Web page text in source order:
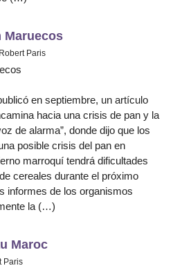
Maruecos
Paris
en septiembre, un artículo
hacia una crisis de pan y la
de alarma”, donde dijo que los
posible crisis del pan en
marroquí tendrá dificultades
cereales durante el próximo
informes de los organismos
la (…)
Maroc
Paris